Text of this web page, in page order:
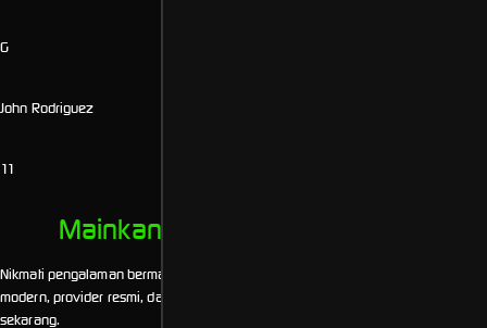
G
John Rodriguez
11
Mainkan Slot Online Terpercaya
Nikmati pengalaman bermain slot online terbaik dengan sistem keamanan
modern, provider resmi, dan transaksi cepat. Pilih permainan favorit Anda
sekarang.